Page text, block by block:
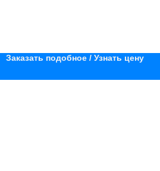
Заказать подобное / Узнать цену